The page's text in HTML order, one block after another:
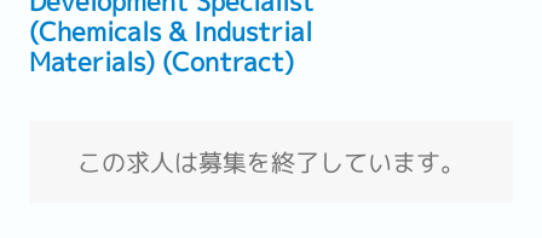
(Chemicals & Industrial
Materials) (Contract)
この求人は募集を終了しています。